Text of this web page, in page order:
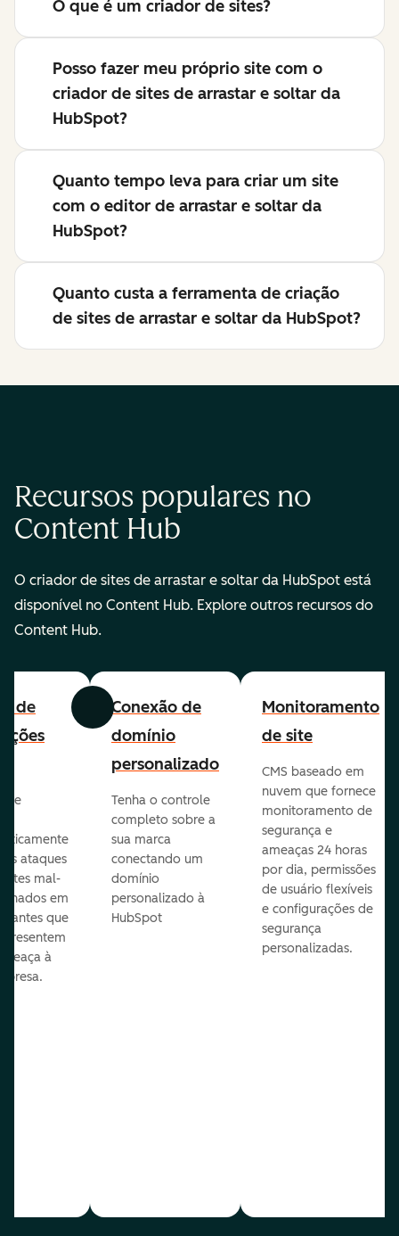
O que é um criador de sites?
Posso fazer meu próprio site com o
criador de sites de arrastar e soltar da
HubSpot?
Quanto tempo leva para criar um site
com o editor de arrastar e soltar da
HubSpot?
Quanto custa a ferramenta de criação
de sites de arrastar e soltar da HubSpot?
Recursos populares no
Content Hub
O criador de sites de arrastar e soltar da HubSpot está
disponível no Content Hub. Explore outros recursos do
Content Hub.
Anterior Avançar
de
e
ataques
mal-
em
antes que
à
Conexão de
domínio
personalizado
Tenha o controle
completo sobre a
sua marca
conectando um
domínio
personalizado à
HubSpot
Monitoramento
de site
CMS baseado em
nuvem que fornece
monitoramento de
segurança e
ameaças 24 horas
por dia, permissões
de usuário flexíveis
e configurações de
segurança
personalizadas.